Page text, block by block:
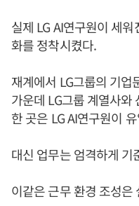
실제 LG AI연구원이 세워
화를 정착시켰다.
재계에서 LG그룹의 기
가운데 LG그룹 계열사와
한 곳은 LG AI연구원이
대신 업무는 엄격하게 기
이같은 근무 환경 조성